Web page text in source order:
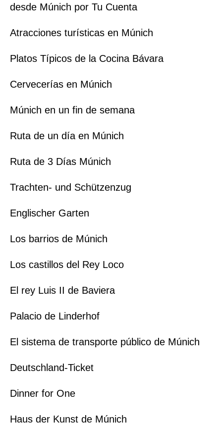
desde Múnich por Tu Cuenta
Atracciones turísticas en Múnich
Platos Típicos de la Cocina Bávara
Cervecerías en Múnich
Múnich en un fin de semana
Ruta de un día en Múnich
Ruta de 3 Días Múnich
Trachten- und Schützenzug
Englischer Garten
Los barrios de Múnich
Los castillos del Rey Loco
El rey Luis II de Baviera
Palacio de Linderhof
El sistema de transporte público de Múnich
Deutschland-Ticket
Dinner for One
Haus der Kunst de Múnich